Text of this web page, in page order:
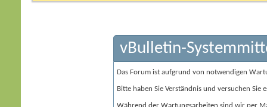
vBulletin-
Das Forum ist aufgrund von notwendigen
Bitte haben Sie Verständnis und versuchen Sie